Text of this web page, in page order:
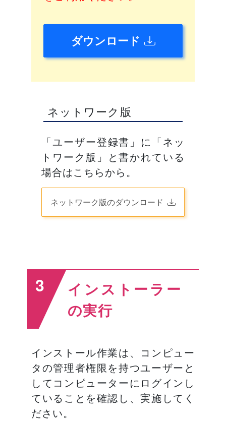
ダウンロード
ネットワーク版
「ユーザー登録書」に「ネッ
トワーク版」と書かれている
場合はこちらから。
ネットワーク版のダウンロード
3
インストーラー
の実行
インストール作業は、コンピュー
タの管理者権限を持つユーザーと
してコンピューターにログインし
ていることを確認し、実施してく
ださい。